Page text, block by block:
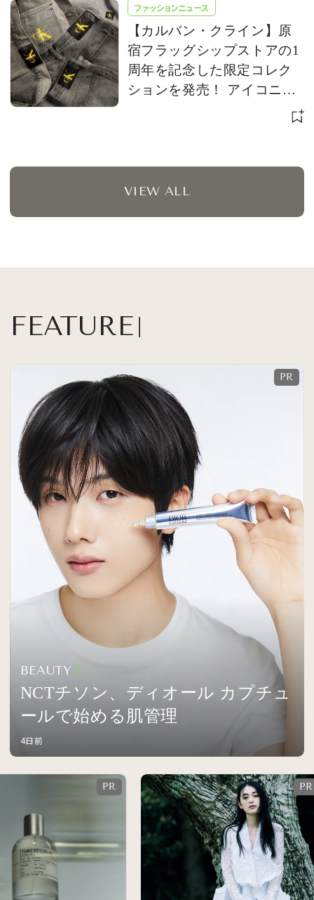
ファッションニュース
【カルバン・クライン】原
宿フラッグシップストアの1
周年を記念した限定コレク
ションを発売！ アイコニッ
クな「CK」ロゴをアップデ
VIEW ALL
FEATURE
BEAUTY
NCTチソン、ディオール カプチュ
ールで始める肌管理
4日前